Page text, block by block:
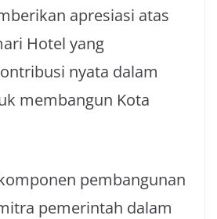
apresiasi atas
Hotel yang
nyata dalam
membangun Kota
pembangunan
pemerintah dalam